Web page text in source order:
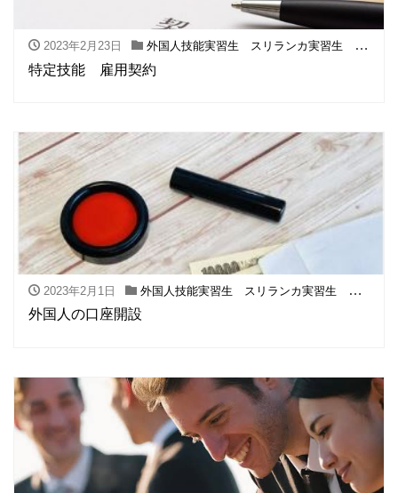
2023年2月23日 外国人技能実習生 スリランカ実習生 フィリピン実習生
特定技能 雇用契約
2023年2月1日 外国人技能実習生 スリランカ実習生 フィリピン実習生
外国人の口座開設